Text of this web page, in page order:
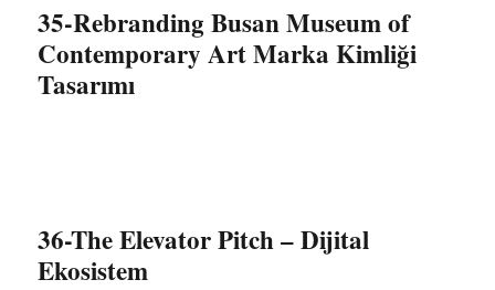
35-Rebranding Busan Museum of
Contemporary Art Marka Kimliği
Tasarımı
36-The Elevator Pitch – Dijital
Ekosistem